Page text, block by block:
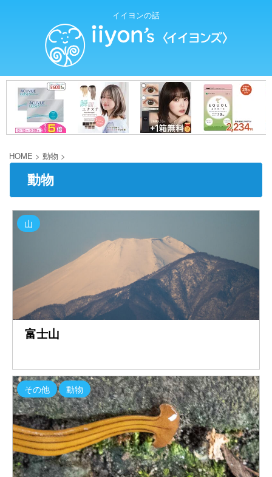
イイヨンの話
HOME > 動物 >
動物
山
富士山
その他 動物